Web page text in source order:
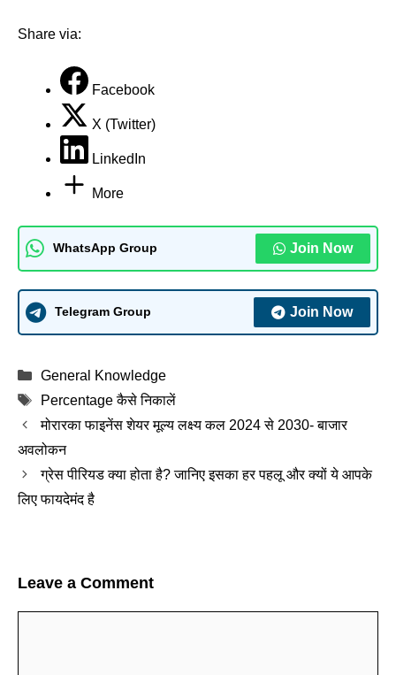
Share via:
Facebook
X (Twitter)
LinkedIn
More
WhatsApp Group Join Now
Telegram Group Join Now
Categories
General Knowledge
Tags
Percentage कैसे निकालें
मोरारका फाइनेंस शेयर मूल्य लक्ष्य कल 2024 से 2030- बाजार
अवलोकन
ग्रेस पीरियड क्या होता है? जानिए इसका हर पहलू और क्यों ये आपके
लिए फायदेमंद है
Leave a Comment